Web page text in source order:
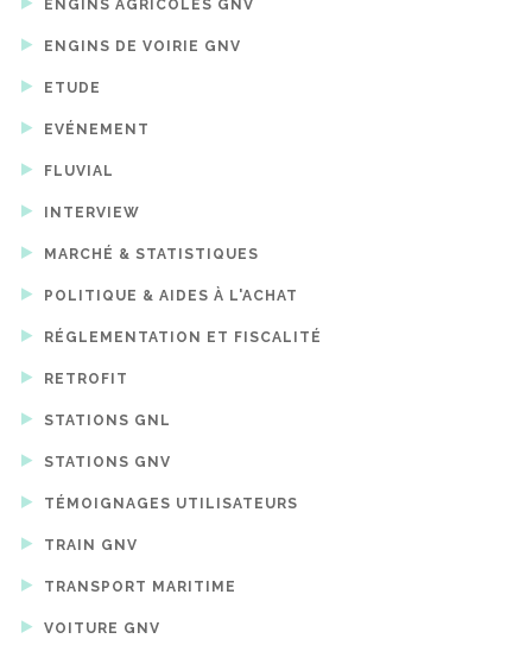
ENGINS AGRICOLES GNV
ENGINS DE VOIRIE GNV
ETUDE
EVÉNEMENT
FLUVIAL
INTERVIEW
MARCHÉ & STATISTIQUES
POLITIQUE & AIDES À L'ACHAT
RÉGLEMENTATION ET FISCALITÉ
RETROFIT
STATIONS GNL
STATIONS GNV
TÉMOIGNAGES UTILISATEURS
TRAIN GNV
TRANSPORT MARITIME
VOITURE GNV